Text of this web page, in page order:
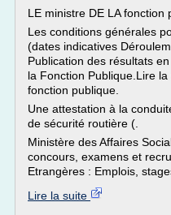
LE ministre DE LA fonction
Les conditions générales
(dates indicatives
Publication des résultats
la Fonction Publique.Lire
fonction publique.
Une attestation à la
de sécurité routière (.
Ministère des Affaires
concours, examens et
Etrangères : Emplois,
Lire la suite